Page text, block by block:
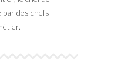
des chefs